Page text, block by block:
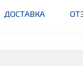
ДОСТАВКА